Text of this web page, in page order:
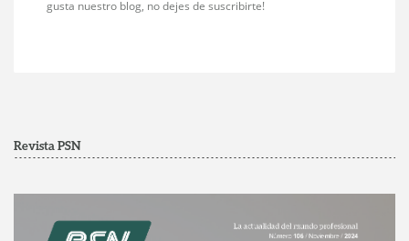
gusta nuestro blog, no dejes de suscribirte!
Revista PSN